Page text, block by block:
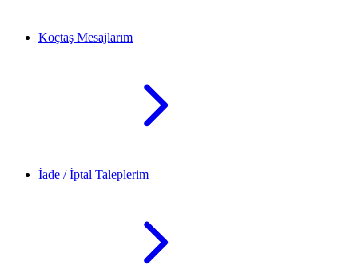
Koçtaş Mesajlarım
İade / İptal Taleplerim